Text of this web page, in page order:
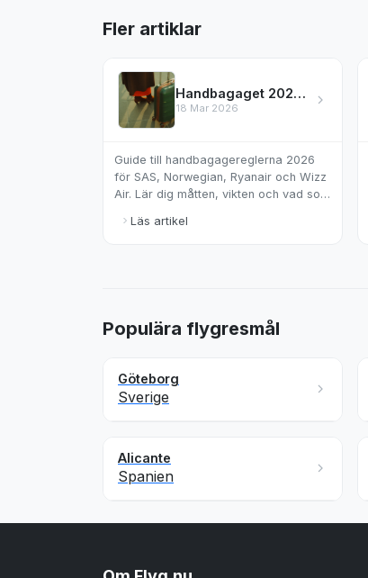
Fler artiklar
Handbagaget 2026 – reglerna hos SAS, Norwegian & mer
18 Mar 2026
Guide till handbagagereglerna 2026
för SAS, Norwegian, Ryanair och Wizz
Air. Lär dig måtten, vikten och vad som
kostnader.
Läs artikel
Populära flygresmål
Göteborg
Sverige
Alicante
Spanien